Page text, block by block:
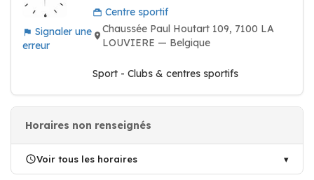
Signaler une
erreur
Centre sportif
Chaussée Paul Houtart 109, 7100 LA
LOUVIERE — Belgique
Sport - Clubs & centres sportifs
Horaires non renseignés
Voir tous les horaires